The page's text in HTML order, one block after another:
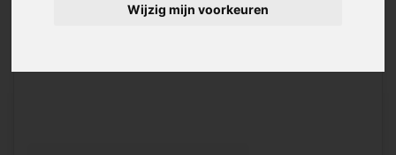
Wijzig mijn voorkeuren